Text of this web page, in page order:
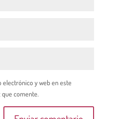
electrónico y web en este
que comente.